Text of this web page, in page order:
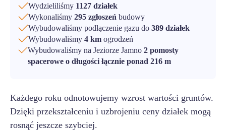
Wydzieliliśmy 1127 działek
Wykonaliśmy 295 zgłoszeń budowy
Wybudowaliśmy podłączenie gazu do 389 działek
Wybudowaliśmy 4 km ogrodzeń
Wybudowaliśmy na Jeziorze Jamno 2 pomosty
spacerowe o długości łącznie ponad 216 m
Każdego roku odnotowujemy wzrost wartości gruntów.
Dzięki przekształceniu i uzbrojeniu ceny działek mogą
rosnąć jeszcze szybciej.